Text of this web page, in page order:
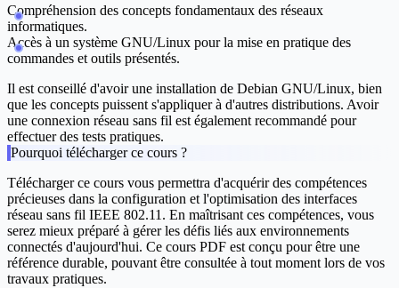
Compréhension des concepts fondamentaux des réseaux
informatiques.
Accès à un système GNU/Linux pour la mise en pratique des
commandes et outils présentés.
Il est conseillé d'avoir une installation de Debian GNU/Linux, bien
que les concepts puissent s'appliquer à d'autres distributions. Avoir
une connexion réseau sans fil est également recommandé pour
effectuer des tests pratiques.
Pourquoi télécharger ce cours ?
Télécharger ce cours vous permettra d'acquérir des compétences
précieuses dans la configuration et l'optimisation des interfaces
réseau sans fil IEEE 802.11. En maîtrisant ces compétences, vous
serez mieux préparé à gérer les défis liés aux environnements
connectés d'aujourd'hui. Ce cours PDF est conçu pour être une
référence durable, pouvant être consultée à tout moment lors de vos
travaux pratiques.